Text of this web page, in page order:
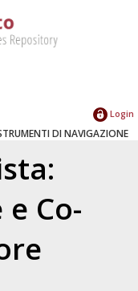
Login
DI NAVIGAZIONE
Co-